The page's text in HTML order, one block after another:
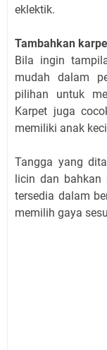
eklektik.
Tambahkan
Bila ingin
mudah dalam
pilihan untuk
Karpet juga
memiliki anak
Tangga yang
licin dan bahkan
tersedia dalam
memilih gaya